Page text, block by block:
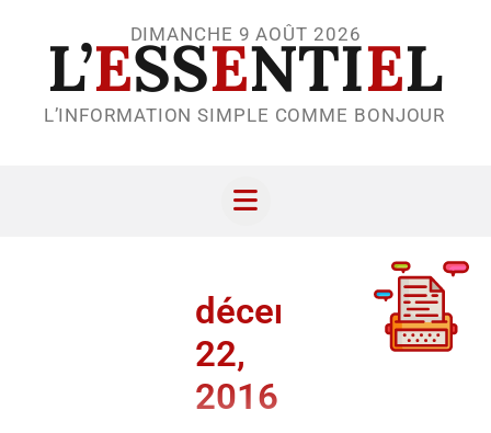
DIMANCHE 9 AOÛT 2026
L’ESSENTIEL
L’INFORMATION SIMPLE COMME BONJOUR
décembre
22,
2016